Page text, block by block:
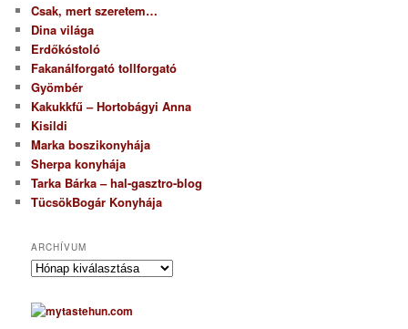
Csak, mert szeretem…
Dina világa
Erdőkóstoló
Fakanálforgató tollforgató
Gyömbér
Kakukkfű – Hortobágyi Anna
Kisildi
Marka boszikonyhája
Sherpa konyhája
Tarka Bárka – hal-gasztro-blog
TücsökBogár Konyhája
ARCHÍVUM
A
c
h